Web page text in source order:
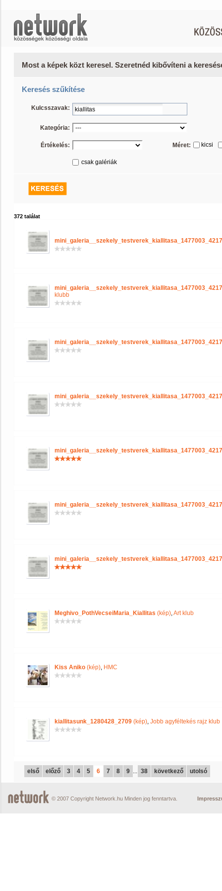
Most a képek közt keresel. Szeretnéd kibővíteni a
Keresés szűkítése
Kulcsszavak:
Kategória:
Értékelés: Méret: kicsi
csak galériák
372 találat
mini_galeria__szekely_testverek_kiallitasa_1477003_4217
mini_galeria__szekely_testverek_kiallitasa_1477003_4217
klubb
mini_galeria__szekely_testverek_kiallitasa_1477003_4217
mini_galeria__szekely_testverek_kiallitasa_1477003_4217
mini_galeria__szekely_testverek_kiallitasa_1477003_4217
mini_galeria__szekely_testverek_kiallitasa_1477003_4217
mini_galeria__szekely_testverek_kiallitasa_1477003_4217
Meghivo_PothVecseiMaria_Kiallitas (kép),Art klub
Kiss Aniko (kép), HMC
kiallitasunk_1280428_2709 (kép), Jobb agyféltekés rajz klub
első előző 3 4 5 6 7 8 9 ... 38 következő utolsó
© 2007 Copyright Network.hu Minden jog fenntartva.